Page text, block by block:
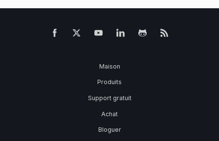
Maison
Produits
Support gratuit
Achat
Bloguer